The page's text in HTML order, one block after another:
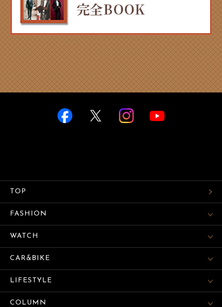
TOP
FASHION
WATCH
CAR&BIKE
LIFESTYLE
COLUMN